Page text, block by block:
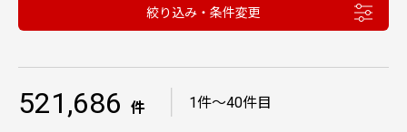
絞り込み・条件変更
521,686 件 1件〜40件目